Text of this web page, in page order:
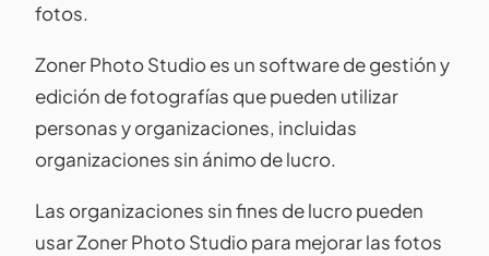
fotos.
Zoner Photo Studio es un software de gestión y
edición de fotografías que pueden utilizar
personas y organizaciones, incluidas
organizaciones sin ánimo de lucro.
Las organizaciones sin fines de lucro pueden
usar Zoner Photo Studio para mejorar las fotos